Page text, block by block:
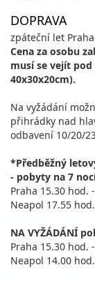
DOPRAVA
zpáteční let
Cena za osobu
musí se vejít
40x30x20cm).
Na vyžádání
přihrádky nad
odbavení 10/20/
*Předběžný
- pobyty na 7
Praha 15.30 hod.
Neapol 17.55
NA VYŽÁDÁNÍ
Praha 15.30 hod.
Neapol 14.00